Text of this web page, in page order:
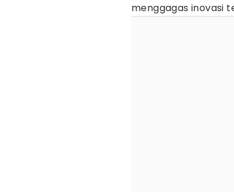
menggagas inovasi